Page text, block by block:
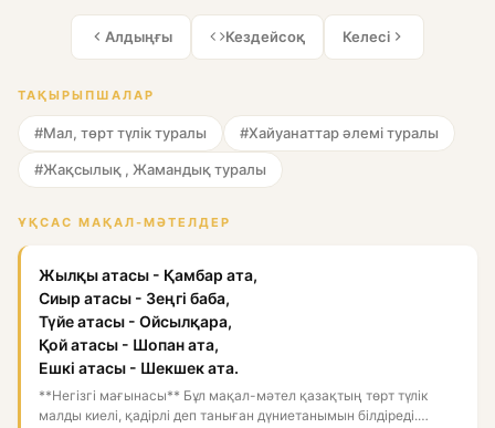
Алдыңғы Кездейсоқ Келесі
ТАҚЫРЫПШАЛАР
#Мал, төрт түлік туралы #Хайуанаттар әлемі туралы
#Жақсылық , Жамандық туралы
ҰҚСАС МАҚАЛ-МӘТЕЛДЕР
Жылқы атасы - Қамбар ата,
Сиыр атасы - Зеңгі баба,
Түйе атасы - Ойсылқара,
Қой атасы - Шопан ата,
Ешкі атасы - Шекшек ата.
**Негізгі мағынасы** Бұл мақал-мәтел қазақтың төрт түлік
малды киелі, қадірлі деп таныған дүниетанымын білдіреді.